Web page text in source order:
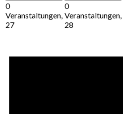
0
Veranstaltungen,
27
0
Veranstaltungen,
28